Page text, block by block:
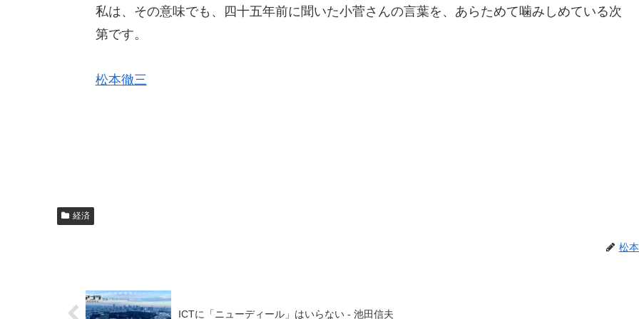
私は、その意味でも、四十五年前に聞いた小菅さんの言葉を、あらためて噛みしめている次
第です。
松本徹三
経済
松
ICTに「ニューディール」はいらない - 池田信夫